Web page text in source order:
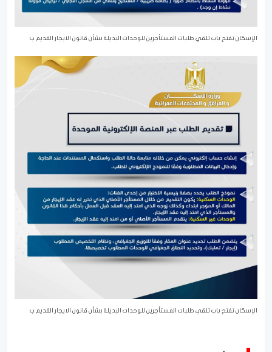
الإسكان تفتح باب تلقي طلبات المستأجرين للوحدات البديلة بشأن قانون الايجار القديم ب
الإسكان تفتح باب تلقي طلبات المستأجرين للوحدات البديلة بشأن قانون الايجار القديم ب